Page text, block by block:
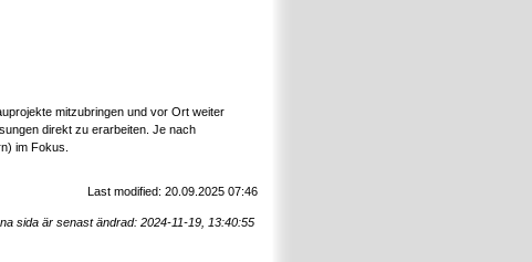
mitzubringen und vor Ort weiter
direkt zu erarbeiten. Je nach
im Fokus.
Last modified: 20.09.2025 07:46
sida är senast ändrad: 2024-11-19, 13:40:55